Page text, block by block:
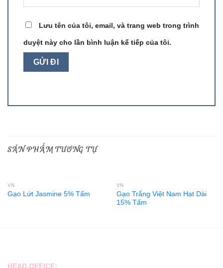
Lưu tên của tôi, email, và trang web trong trình
duyệt này cho lần bình luận kế tiếp của tôi.
SẢN PHẨM TƯƠNG TỰ
VN
Gạo Lứt Jasmine 5% Tấm
VN
Gạo Trắng Việt Nam Hạt Dài
15% Tấm
HEAD OFFICE: